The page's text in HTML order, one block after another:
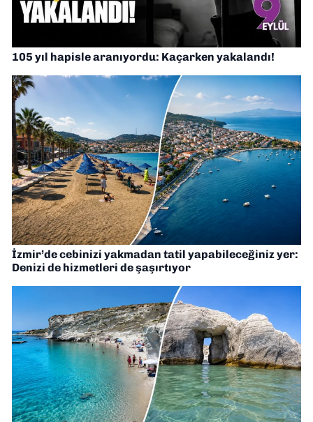
105 yıl hapisle aranıyordu: Kaçarken yakalandı!
İzmir’de cebinizi yakmadan tatil yapabileceğiniz yer:
Denizi de hizmetleri de şaşırtıyor